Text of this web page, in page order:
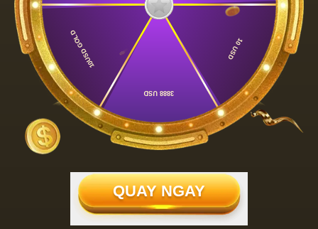
10 USD
3888 USD
10USD GOLD
QUAY NGAY